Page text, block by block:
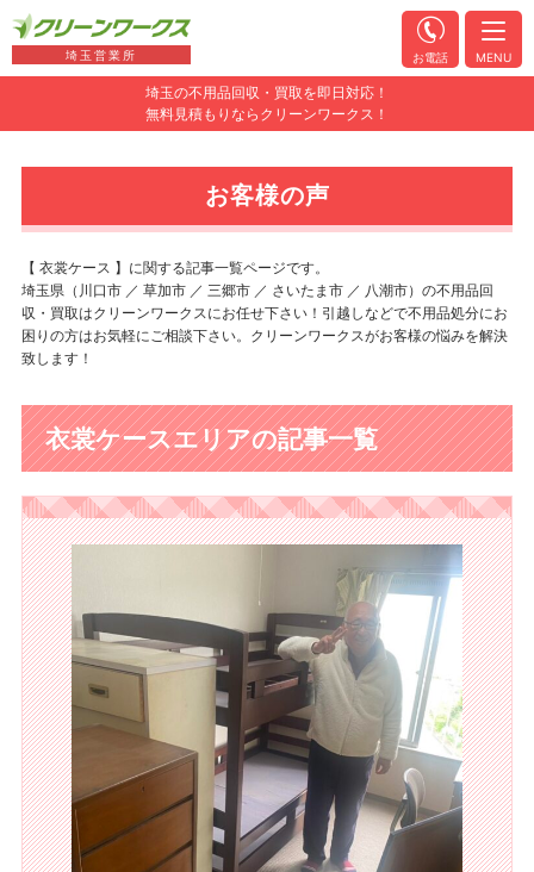
埼玉の不用品回収・買取を即日対応！
無料見積もりならクリーンワークス！
埼玉営業所 お電話 MENU
お客様の声
【 衣裳ケース 】に関する記事一覧ページです。
埼玉県（川口市 ／ 草加市 ／ 三郷市 ／ さいたま市 ／ 八潮市）の不用品回
収・買取はクリーンワークスにお任せ下さい！引越しなどで不用品処分にお
困りの方はお気軽にご相談下さい。クリーンワークスがお客様の悩みを解決
致します！
衣裳ケースエリアの記事一覧